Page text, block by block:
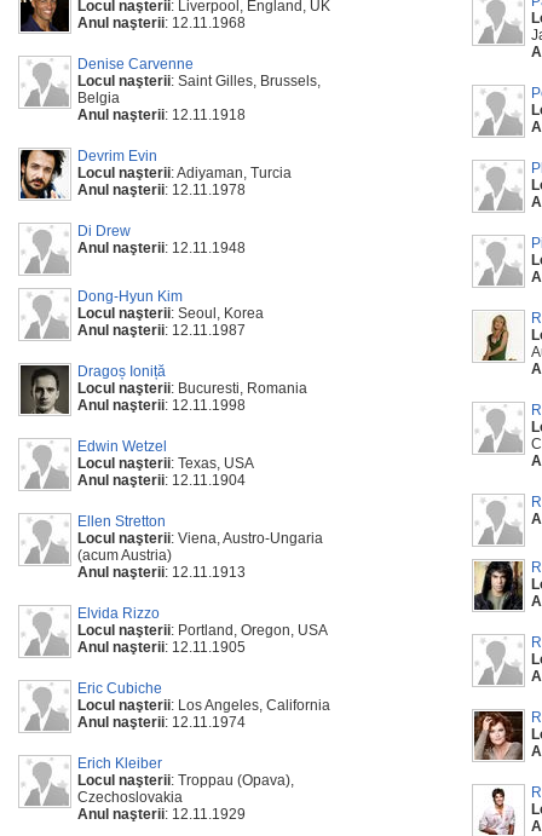
Locul naşterii: Liverpool, England, UK
Anul naşterii: 12.11.1968
Denise Carvenne
Locul naşterii: Saint Gilles, Brussels,
Belgia
Anul naşterii: 12.11.1918
Devrim Evin
Locul naşterii: Adiyaman, Turcia
Anul naşterii: 12.11.1978
Di Drew
Anul naşterii: 12.11.1948
Dong-Hyun Kim
Locul naşterii: Seoul, Korea
Anul naşterii: 12.11.1987
Dragoș Ioniță
Locul naşterii: Bucuresti, Romania
Anul naşterii: 12.11.1998
Edwin Wetzel
Locul naşterii: Texas, USA
Anul naşterii: 12.11.1904
Ellen Stretton
Locul naşterii: Viena, Austro-Ungaria
(acum Austria)
Anul naşterii: 12.11.1913
Elvida Rizzo
Locul naşterii: Portland, Oregon, USA
Anul naşterii: 12.11.1905
Eric Cubiche
Locul naşterii: Los Angeles, California
Anul naşterii: 12.11.1974
Erich Kleiber
Locul naşterii: Troppau (Opava),
Czechoslovakia
Anul naşterii: 12.11.1929